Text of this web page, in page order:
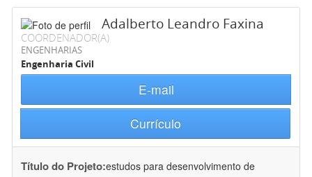
Adalberto Leandro Faxina
COORDENADOR(A)
ENGENHARIAS
Engenharia Civil
E-mail
Currículo
Título do Projeto:estudos para desenvolvimento de